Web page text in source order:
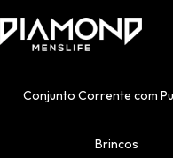
Conjunto Corrente com
Brincos